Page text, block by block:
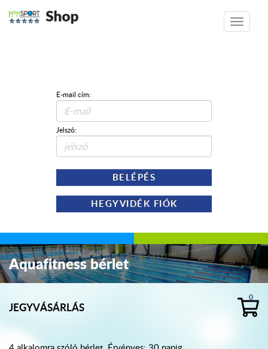
Toggle
E-mail cím:
Jelszó:
BELÉPÉS
HEGYVIDÉK FIÓK
Aquafitness bérlet
JEGYVÁSÁRLÁS
0